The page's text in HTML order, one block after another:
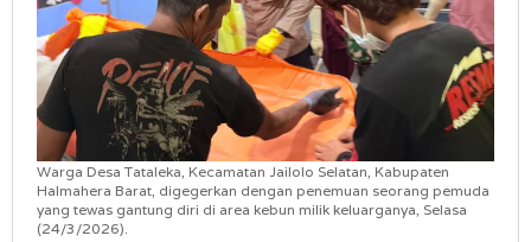
Warga Desa Tataleka, Kecamatan Jailolo Selatan, Kabupaten
Halmahera Barat, digegerkan dengan penemuan seorang pemuda
yang tewas gantung diri di area kebun milik keluarganya, Selasa
(24/3/2026).